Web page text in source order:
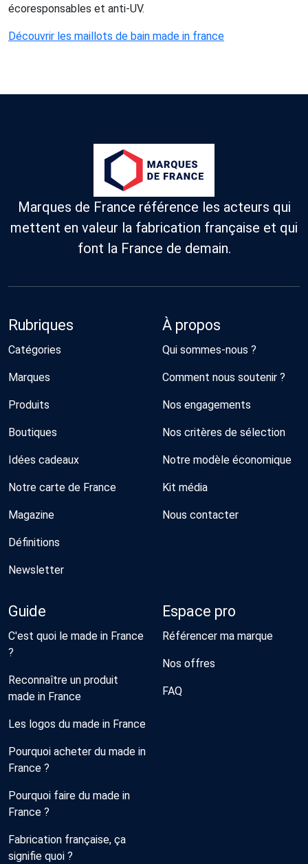
écoresponsables et anti-UV.
Découvrir les maillots de bain made in france
Marques de France référence les acteurs qui
mettent en valeur la fabrication française et qui
font la France de demain.
Rubriques
Catégories
Marques
Produits
Boutiques
Idées cadeaux
Notre carte de France
Magazine
Définitions
Newsletter
À propos
Qui sommes-nous ?
Comment nous soutenir ?
Nos engagements
Nos critères de sélection
Notre modèle économique
Kit média
Nous contacter
Guide
C'est quoi le made in France
?
Reconnaître un produit
made in France
Les logos du made in France
Pourquoi acheter du made in
France ?
Pourquoi faire du made in
France ?
Fabrication française, ça
signifie quoi ?
Espace pro
Référencer ma marque
Nos offres
FAQ